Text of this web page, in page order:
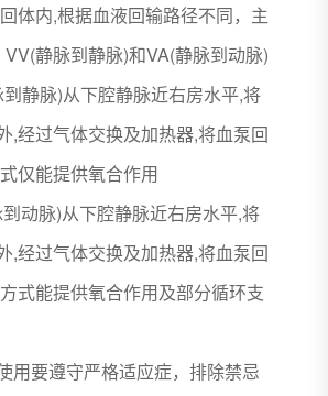
体内,根据血液回输路径不同，主
静脉到静脉)和VA(静脉到动脉)
脉)从下腔静脉近右房水平,将
,经过气体交换及加热器,将血泵回
仅能提供氧合作用
脉)从下腔静脉近右房水平,将
,经过气体交换及加热器,将血泵回
式能提供氧合作用及部分循环支
要遵守严格适应症，排除禁忌